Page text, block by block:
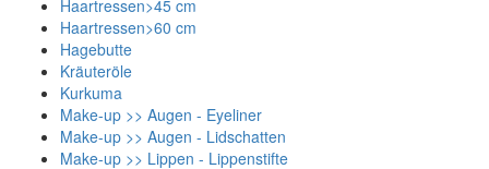
Haartressen>45 cm
Haartressen>60 cm
Hagebutte
Kräuteröle
Kurkuma
Make-up >> Augen - Eyeliner
Make-up >> Augen - Lidschatten
Make-up >> Lippen - Lippenstifte